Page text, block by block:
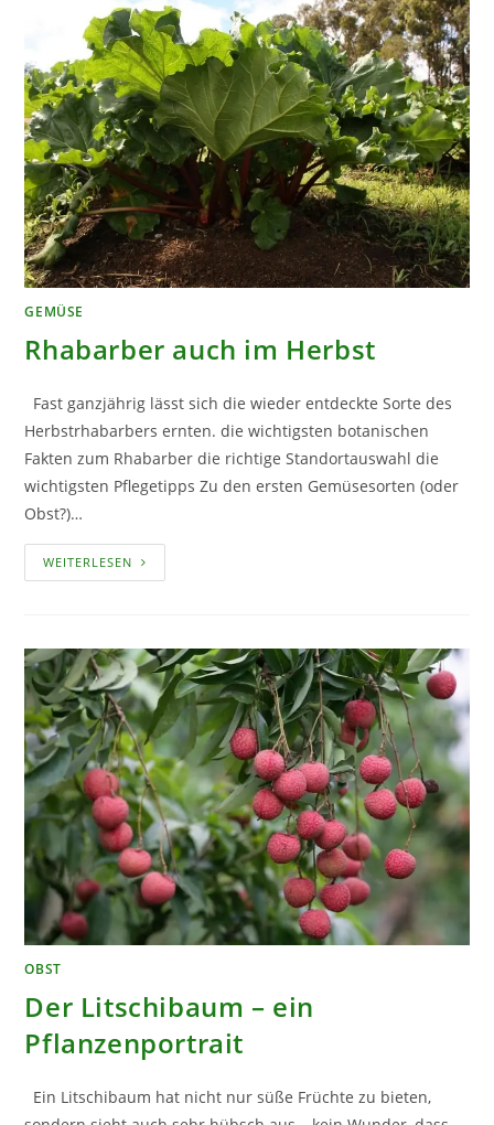
GEMÜSE
Rhabarber auch im Herbst
Fast ganzjährig lässt sich die wieder entdeckte Sorte des
Herbstrhabarbers ernten. die wichtigsten botanischen
Fakten zum Rhabarber die richtige Standortauswahl die
wichtigsten Pflegetipps Zu den ersten Gemüsesorten (oder
Obst?)…
WEITERLESEN RHABARBER
AUCH
OBST
Der Litschibaum – ein
Pflanzenportrait
Ein Litschibaum hat nicht nur süße Früchte zu bieten,